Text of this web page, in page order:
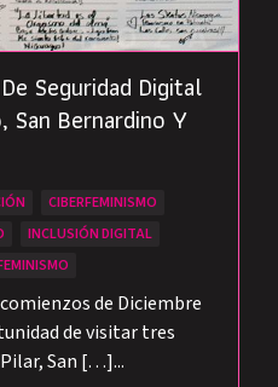
Seguridad Digital
San Bernardino Y
CIBERFEMINISMO
INCLUSIÓN DIGITAL
de Diciembre
de visitar tres
San […]...